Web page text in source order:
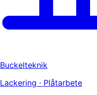
Buckelteknik
Lackering · Plåtarbete